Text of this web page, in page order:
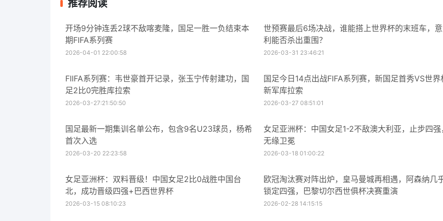
推荐阅读
开场9分钟连丢2球不敌喀麦隆，国足一胜一负结束本
期FIFA系列赛
2026-04-01 22:00:58
世预赛最后6场决战，谁能搭上世界杯的末班车，
利能否杀出重围？
2026-03-31 23:46:21
FIIFA系列赛：韦世豪首开记录，张玉宁传射建功，国
足2比0完胜库拉索
2026-03-27:21:50:50
国足今日14点出战FIFA系列赛，新国足首秀VS世界
新军库拉索
2026-03-27 08:51:01
国足最新一期集训名单公布，包含9名U23球员，杨希
首次入选
2026-03-20 22:23:58
女足亚洲杯：中国女足1-2不敌澳大利亚，止步四强
无缘卫冕
2026-03-18 01:00:22
女足亚洲杯：双料晋级！中国女足2比0战胜中国台
北，成功晋级四强+巴西世界杯
2026-03-15 08:10:23
欧冠淘汰赛对阵出炉，皇马曼城再相遇，阿森纳几
锁定四强，巴黎切尔西世俱杯决赛重演
2026-02-28 14:15:15